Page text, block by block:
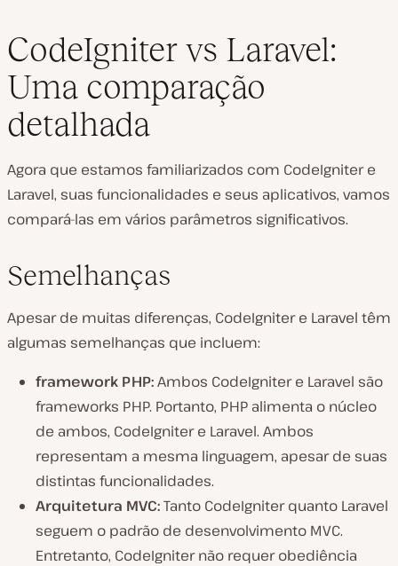
CodeIgniter vs Laravel:
Uma comparação
detalhada
Agora que estamos familiarizados com CodeIgniter e
Laravel, suas funcionalidades e seus aplicativos, vamos
compará-las em vários parâmetros significativos.
Semelhanças
Apesar de muitas diferenças, CodeIgniter e Laravel têm
algumas semelhanças que incluem:
framework PHP:Ambos CodeIgniter e Laravel são
frameworks PHP. Portanto, PHP alimenta o núcleo
de ambos, CodeIgniter e Laravel. Ambos
representam a mesma linguagem, apesar de suas
distintas funcionalidades.
Arquitetura MVC:Tanto CodeIgniter quanto Laravel
seguem o padrão de desenvolvimento MVC.
Entretanto, CodeIgniter não requer obediência